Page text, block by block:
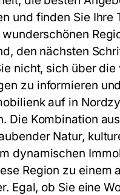
und finden Sie Ihre
den nächsten
nicht, sich über
zu informieren
auf in
Die Kombination aus
Natur,
dynamischen
Region zu einem
Egal, ob Sie eine